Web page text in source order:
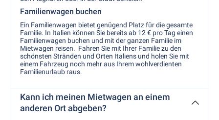
Familienwagen buchen
Ein Familienwagen bietet genügend Platz für die gesamte
Familie. In Italien können Sie bereits ab 12 € pro Tag einen
Familienwagen buchen und mit der ganzen Familie im
Mietwagen reisen. Fahren Sie mit Ihrer Familie zu den
schönsten Stränden und Orten Italiens und holen Sie mit
einem Fahrzeug noch mehr aus Ihrem wohlverdienten
Familienurlaub raus.
Kann ich meinen Mietwagen an einem
anderen Ort abgeben?